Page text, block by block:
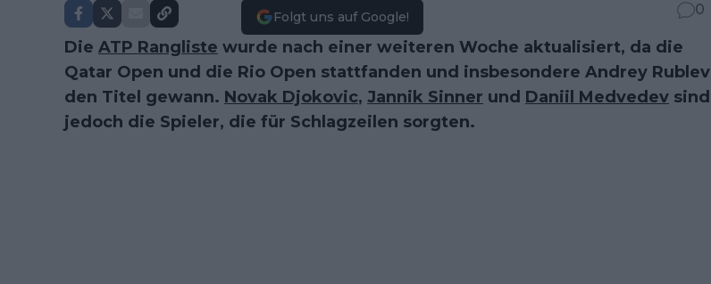
Folgt uns auf Google! 0
Die ATP Rangliste wurde nach einer weiteren Woche aktualisiert, da die
Qatar Open und die Rio Open stattfanden und insbesondere Andrey Rublev
den Titel gewann. Novak Djokovic, Jannik Sinner und Daniil Medvedev sind
jedoch die Spieler, die für Schlagzeilen sorgten.